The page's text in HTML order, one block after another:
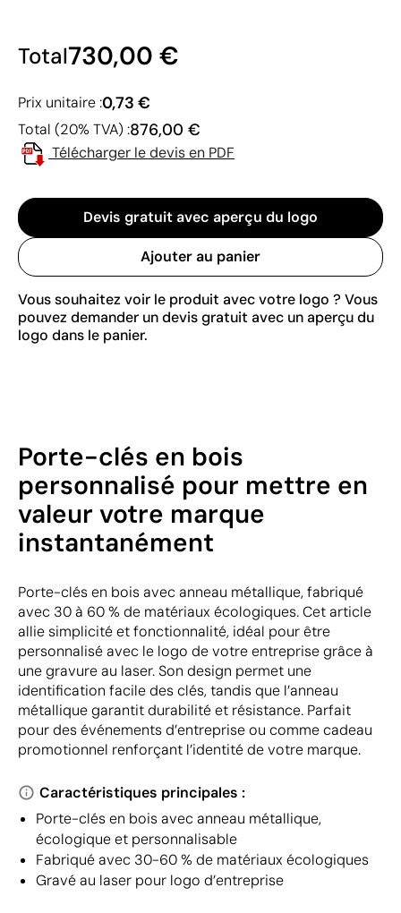
Total730,00 €
Prix unitaire :0,73 €
Total (20% TVA) :876,00 €
Télécharger le devis en PDF
Devis gratuit avec aperçu du logo
Ajouter au panier
Vous souhaitez voir le produit avec votre logo ? Vous
pouvez demander un devis gratuit avec un aperçu du
logo dans le panier.
Porte-clés en bois
personnalisé pour mettre en
valeur votre marque
instantanément
Porte-clés en bois avec anneau métallique, fabriqué
avec 30 à 60 % de matériaux écologiques. Cet article
allie simplicité et fonctionnalité, idéal pour être
personnalisé avec le logo de votre entreprise grâce à
une gravure au laser. Son design permet une
identification facile des clés, tandis que l’anneau
métallique garantit durabilité et résistance. Parfait
pour des événements d’entreprise ou comme cadeau
promotionnel renforçant l’identité de votre marque.
Caractéristiques principales :
Porte-clés en bois avec anneau métallique,
écologique et personnalisable
Fabriqué avec 30-60 % de matériaux écologiques
Gravé au laser pour logo d’entreprise